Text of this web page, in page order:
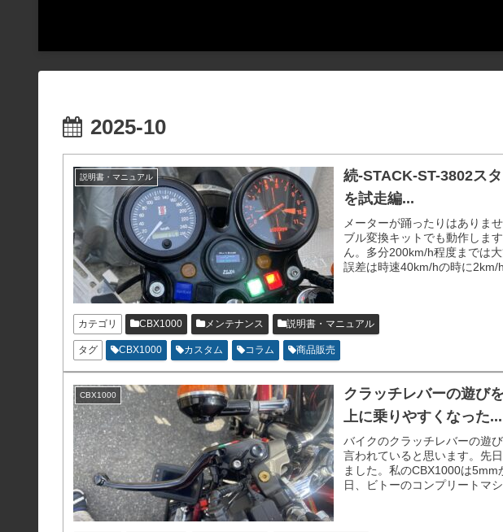
2025-10
説明書・マニュアル
続-STACK-ST-3802ス
を試走編...
メーターが踊ったりはありま
ブル変換キットでも動作しま
ん。多分200km/h程度までは
誤差は時速40km/hの時に2km/
カテゴリ
CBX1000 メンテナンス 説明書・マニュアル
タグ CBX1000 カスタム コラム 商品販売
CBX1000
クラッチレバーの遊び
上に乗りやすくなった...
バイクのクラッチレバーの遊
言われていると思います。先
ました。私のCBX1000は
日、ビトーのコンプリートマ